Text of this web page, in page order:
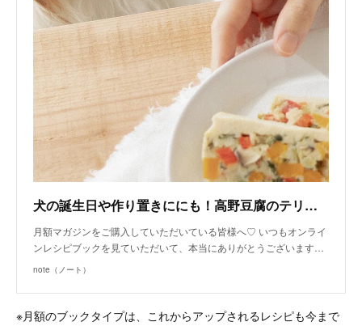
犬の誕生日や作り置きににも！高野豆腐のテリーヌ（月額限定♡手作り犬ごはんレシピ）｜いちかわあやこ（犬ごはん先生）｜note
月額マガジンをご購入していただいている皆様へ♡ いつもオンライ
ンレシピブックを見ていただいて、本当にありがとうございます…
note（ノート）
※月額のブックタイプは、これからアップされるレシピも今まで